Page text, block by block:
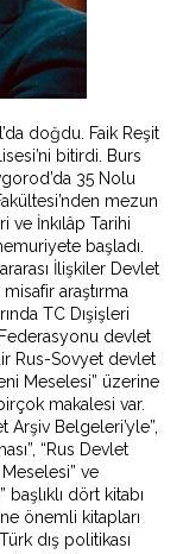
doğdu. Faik Reşit
bitirdi. Burs
35 Nolu
mezun
ve İnkılâp Tarihi
başladı.
İlişkiler Devlet
araştırma
TC Dışişleri
Federasyonu devlet
Rus-Sovyet devlet
Meselesi” üzerine
makalesi var.
Belgeleri’yle”,
“Rus Devlet
ve
başlıklı dört kitabı
önemli kitapları
dış politikası